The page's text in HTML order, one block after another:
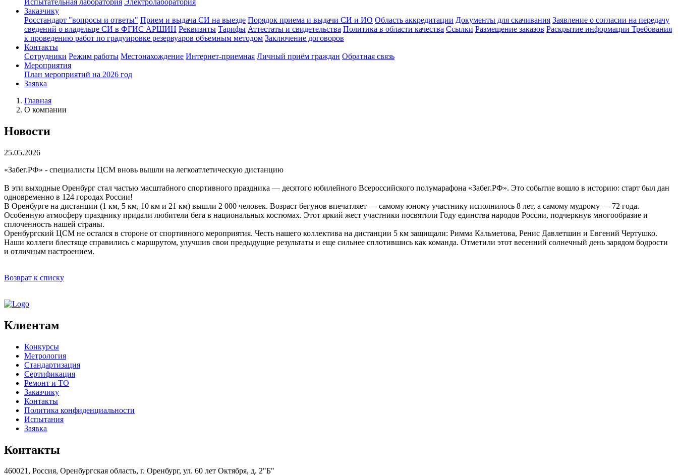
Испытательная лаборатория Электролаборатория
Заказчику
Росстандарт "вопросы и ответы" Прием и выдача СИ на выезде Порядок приема и выдачи СИ и ИО Область аккредитации Документы для скачивания Заявление о согласии на передачу
сведений о владельце СИ в ФГИС АРШИН Реквизиты Тарифы Аттестаты и свидетельства Политика в области качества Ссылки Размещение заказов Раскрытие информации Требования
к проведению работ по градуировке резервуаров объемным методом Заключение договоров
Контакты
Сотрудники Режим работы Местонахождение Интернет-приемная Личный приём граждан Обратная связь
Мероприятия
План мероприятий на 2026 год
Заявка
Главная
О компании
Новости
25.05.2026
«Забег.РФ» - специалисты ЦСМ вновь вышли на легкоатлетическую дистанцию
В эти выходные Оренбург стал частью масштабного спортивного праздника — десятого юбилейного Всероссийского полумарафона «Забег.РФ». Это событие вошло в историю: старт был дан
одновременно в 124 городах России!
В Оренбурге на дистанции (1 км, 5 км, 10 км и 21 км) вышли 2 000 человек. Возраст бегунов впечатляет — самому юному участнику исполнилось 8 лет, а самому мудрому — 72 года.
Особенную атмосферу празднику придали любители бега в национальных костюмах. Этот яркий жест участники посвятили Году единства народов России, подчеркнув многообразие и
сплоченность нашей страны.
Оренбургский ЦСМ не остался в стороне от спортивного мероприятия. Честь нашего коллектива на дистанции 5 км защищали: Римма Кальметова, Ренис Давлетшин и Евгений Чертушко.
Наши коллеги блестяще справились с маршрутом, улучшив свои предыдущие результаты и еще сильнее сплотившись как команда. Отметили этот весенний солнечный день зарядом бодрости
и отличным настроением.
Возврат к списку
Клиентам
Конкурсы
Метрология
Стандартизация
Сертификация
Ремонт и ТО
Заказчику
Контакты
Политика конфиденциальности
Испытания
Заявка
Контакты
460021, Россия, Оренбургская область, г. Оренбург, ул. 60 лет Октября, д. 2"Б"